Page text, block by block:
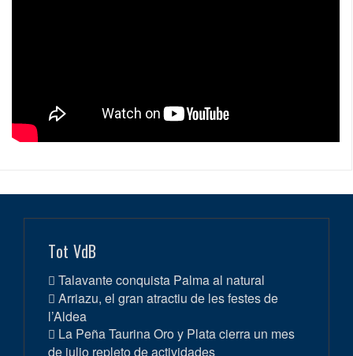
Tot VdB
Talavante conquista Palma al natural
Arriazu, el gran atractiu de les festes de
l’Aldea
La Peña Taurina Oro y Plata cierra un mes
de julio repleto de actividades